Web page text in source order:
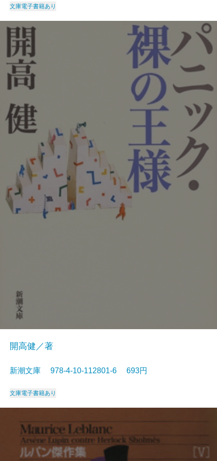
文庫電子書籍あり
開高健／著
新潮文庫 978-4-10-112801-6 693円
文庫電子書籍あり